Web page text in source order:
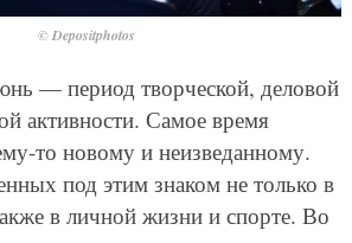
© Depositphotos
— период творческой, деловой
активности. Самое время
то новому и неизведанному.
под этим знаком не только в
в личной жизни и спорте. Во